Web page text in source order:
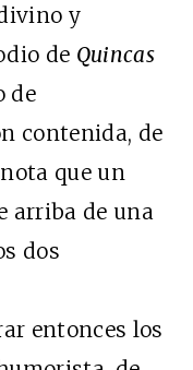
y
de Quincas
de
contenida, de
que un
arriba de una
dos
entonces los